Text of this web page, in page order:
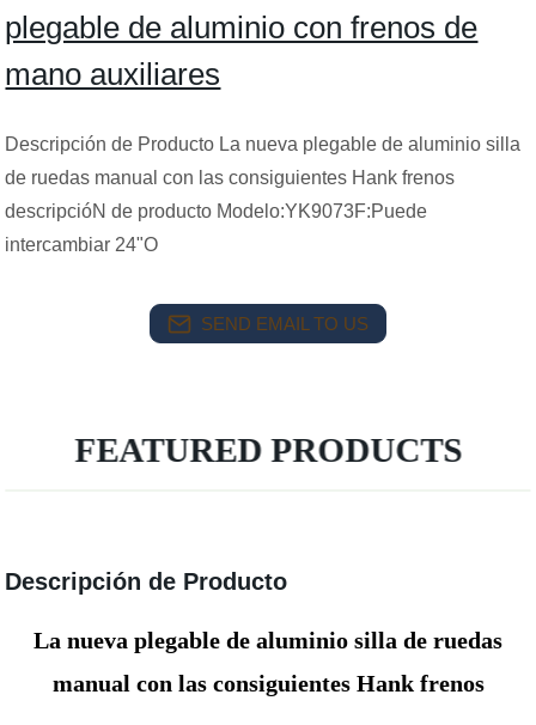
plegable de aluminio con frenos de
mano auxiliares
Descripción de Producto La nueva plegable de aluminio silla
de ruedas manual con las consiguientes Hank frenos
descripcióN de producto Modelo:YK9073F:Puede
intercambiar 24"O
SEND EMAIL TO US
FEATURED PRODUCTS
Descripción de Producto
La nueva plegable de aluminio silla de ruedas
manual con las consiguientes Hank frenos